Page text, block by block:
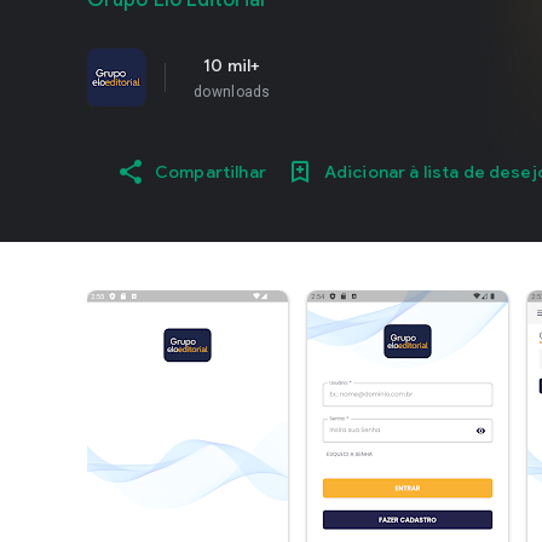
10 mil+
downloads
Compartilhar Adicionar à lista de